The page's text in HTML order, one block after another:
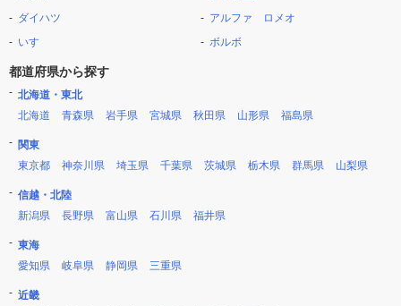
ダイハツ
いすゞ
アルファ ロメオ
ボルボ
都道府県から探す
北海道・東北
北海道
青森県 岩手県 宮城県 秋田県 山形県 福島県
関東
東京都
神奈川県 埼玉県 千葉県 茨城県 栃木県 群馬県 山梨県
信越・北陸
新潟県
長野県 富山県 石川県 福井県
東海
愛知県
岐阜県 静岡県 三重県
近畿